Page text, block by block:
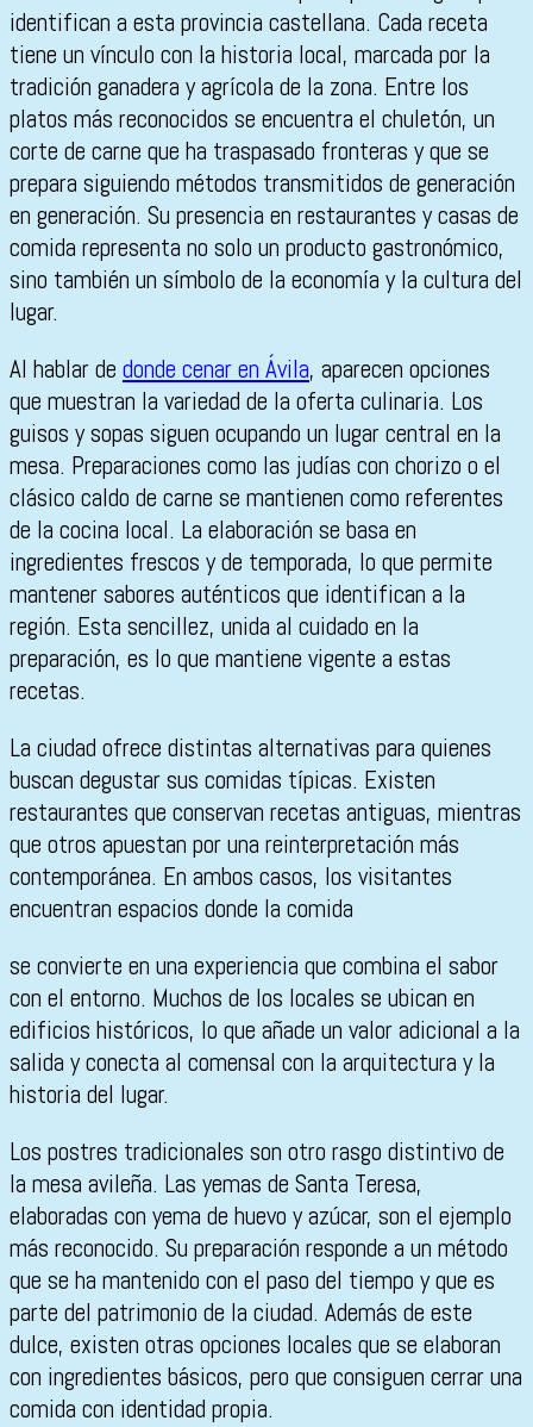
identifican a esta provincia castellana. Cada receta
tiene un vínculo con la historia local, marcada por la
tradición ganadera y agrícola de la zona. Entre los
platos más reconocidos se encuentra el chuletón, un
corte de carne que ha traspasado fronteras y que se
prepara siguiendo métodos transmitidos de generación
en generación. Su presencia en restaurantes y casas de
comida representa no solo un producto gastronómico,
sino también un símbolo de la economía y la cultura del
lugar.
Al hablar de donde cenar en Ávila, aparecen opciones
que muestran la variedad de la oferta culinaria. Los
guisos y sopas siguen ocupando un lugar central en la
mesa. Preparaciones como las judías con chorizo o el
clásico caldo de carne se mantienen como referentes
de la cocina local. La elaboración se basa en
ingredientes frescos y de temporada, lo que permite
mantener sabores auténticos que identifican a la
región. Esta sencillez, unida al cuidado en la
preparación, es lo que mantiene vigente a estas
recetas.
La ciudad ofrece distintas alternativas para quienes
buscan degustar sus comidas típicas. Existen
restaurantes que conservan recetas antiguas, mientras
que otros apuestan por una reinterpretación más
contemporánea. En ambos casos, los visitantes
encuentran espacios donde la comida
se convierte en una experiencia que combina el sabor
con el entorno. Muchos de los locales se ubican en
edificios históricos, lo que añade un valor adicional a la
salida y conecta al comensal con la arquitectura y la
historia del lugar.
Los postres tradicionales son otro rasgo distintivo de
la mesa avileña. Las yemas de Santa Teresa,
elaboradas con yema de huevo y azúcar, son el ejemplo
más reconocido. Su preparación responde a un método
que se ha mantenido con el paso del tiempo y que es
parte del patrimonio de la ciudad. Además de este
dulce, existen otras opciones locales que se elaboran
con ingredientes básicos, pero que consiguen cerrar una
comida con identidad propia.